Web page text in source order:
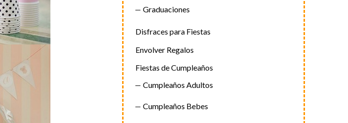
Graduaciones
Disfraces para Fiestas
Envolver Regalos
Fiestas de Cumpleaños
Cumpleaños Adultos
Cumpleaños Bebes